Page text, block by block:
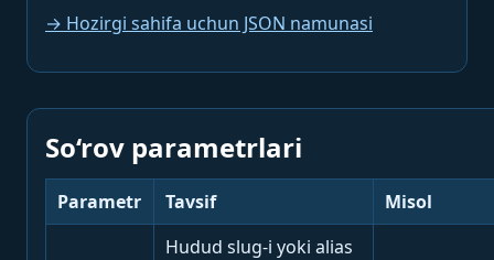
→ Hozirgi sahifa uchun JSON namunasi
So‘rov parametrlari
Parametr Tavsif Misol
Hudud slug-i yoki alias